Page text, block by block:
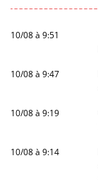
10/08 à 9:51
10/08 à 9:47
10/08 à 9:19
10/08 à 9:14